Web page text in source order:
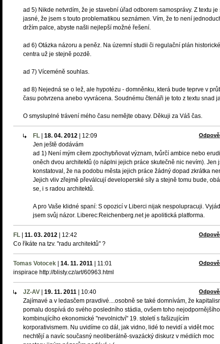
ad 5) Nikde netvrdím, že je stavební úřad odborem samosprávy. Z textu je
jasné, že jsem s touto problematikou seznámen. Vím, že to není
držím palce, abyste našli nejlepší možné řešení.
ad 6) Otázka názoru a peněz. Na územní studii či regulační plán
centra už je stejně pozdě.
ad 7) Víceméně souhlas.
ad 8) Nejedná se o lež, ale hypotézu - domněnku, která bude teprve v
času potvrzena anebo vyvrácena. Soudnému čtenáři je toto z textu snad
O smysluplné trávení mého času nemějte obavy. Děkuji za Váš čas.
FL 18. 04. 2012 12:09
Jen ještě dodávám
ad 1) Není mým cílem zpochybňovat význam, tvůrčí ambice nebo
oněch dvou architektů (o náplni jejich práce skutečně nic nevím). Jen
konstatoval, že na podobu města jejich práce žádný dopad zkrátka
Jejich vliv zřejmě převálcují developerské síly a stejně tomu bude,
se, i s radou architektů.
A pro Vaše klidné spaní: S opozicí v Liberci nijak nespolupracuji.
jsem svůj názor. Liberec:Reichenberg.net je apolitická platforma.
FL 11. 03. 2012 12:42
Co říkáte na tzv. "radu architektů" ?
Tomas Votocek 14. 11. 2011 11:01
inspirace http://blisty.cz/art/60963.html
JZ-AV 19. 11. 2011 10:40
Zajímavé a v ledasčem pravdivé....osobně se také domnívám, že
pomalu dospívá do svého posledního stádia, ovšem toho nejodpornějšího
kombinujícího ekonomické "nevolnictví" 19. století s fašizujícím
korporativismem. Nu uvidíme co dál, jak vidno, lidé to nevidí a vidět moc
nechtějí a navíc současný neoliberálně-svazácký diskurz v médiích moc